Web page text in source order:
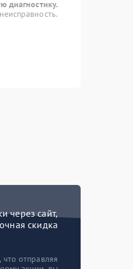
диагностику.
через сайт,
скидка
отправляя